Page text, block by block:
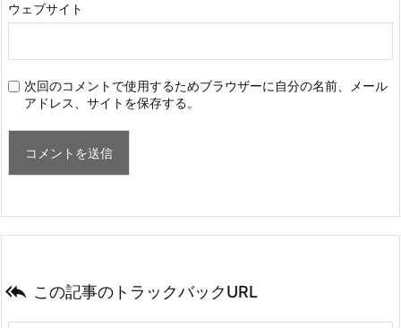
ウェブサイト
次回のコメントで使用するためブラウザーに自分の名前、メール
アドレス、サイトを保存する。
 この記事のトラックバックURL